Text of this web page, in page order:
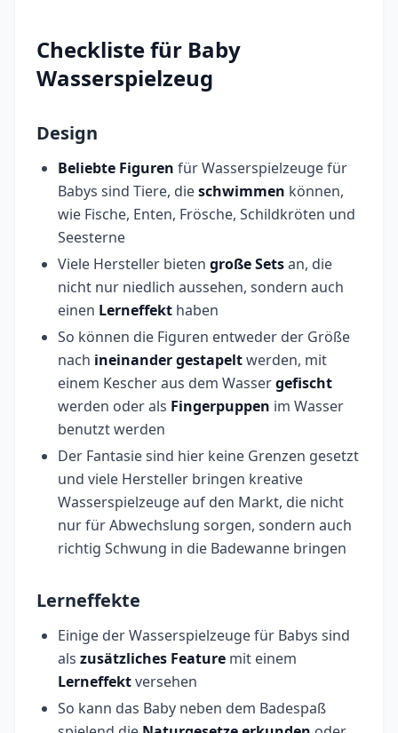
Checkliste für Baby
Wasserspielzeug
Design
Beliebte Figuren für Wasserspielzeuge für
Babys sind Tiere, dieschwimmen können,
wie Fische, Enten, Frösche, Schildkröten und
Seesterne
Viele Hersteller bieten große Setsan, die
nicht nur niedlich aussehen, sondern auch
einen Lerneffekt haben
So können die Figuren entweder der Größe
nach ineinander gestapeltwerden, mit
einem Kescher aus dem Wassergefischt
werden oder als Fingerpuppen im Wasser
benutzt werden
Der Fantasie sind hier keine Grenzen gesetzt
und viele Hersteller bringen kreative
Wasserspielzeuge auf den Markt, die nicht
nur für Abwechslung sorgen, sondern auch
richtig Schwung in die Badewanne bringen
Lerneffekte
Einige der Wasserspielzeuge für Babys sind
als zusätzliches Feature mit einem
Lerneffektversehen
So kann das Baby neben dem Badespaß